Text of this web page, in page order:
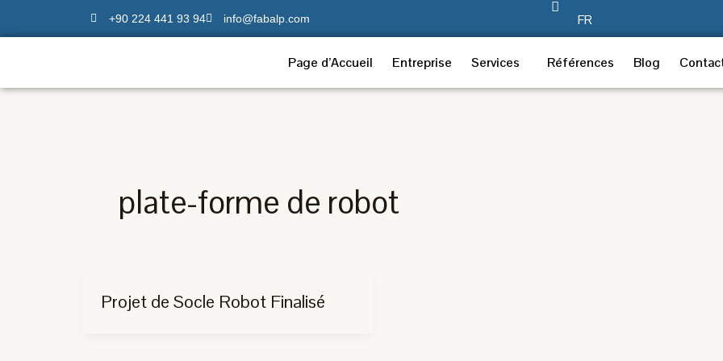
au
+90 224 441 93 94 info@fabalp.com FR
Page d’Accueil Entreprise Services Références Blog
plate-forme de robot
Projet de Socle Robot Finalisé